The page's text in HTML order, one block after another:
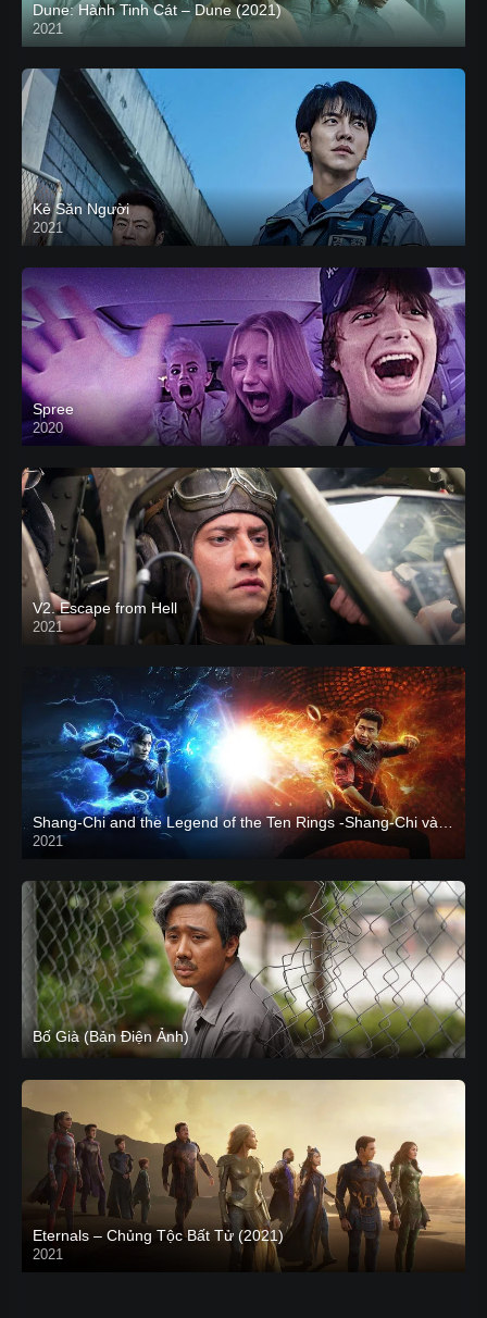
Dune: Hành Tinh Cát – Dune (2021)
2021
HD VIETSUB
Kẻ Săn Người
2021
Spree
2020
V2. Escape from Hell
2021
2021
CAM
Bố Già (Bản Điện Ảnh)
Eternals – Chủng Tộc Bất Tử (2021)
2021
Trailer